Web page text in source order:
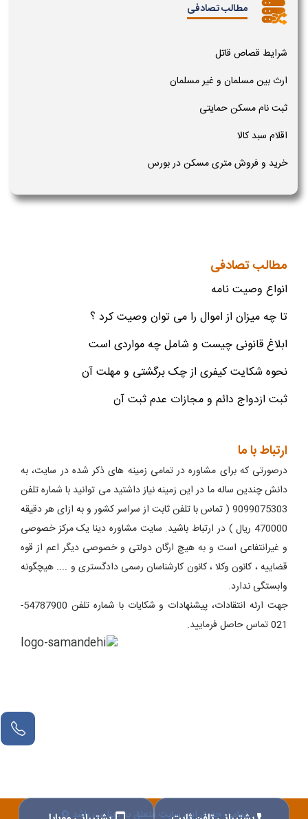
مطالب تصادفی
شرایط قصاص قاتل
ارث بین مسلمان و غیر مسلمان
ثبت نام مسکن حمایتی
اقلام سبد کالا
خرید و فروش متری مسکن در بورس
مطالب تصادفی
انواع وصیت نامه
تا چه میزان از اموال را می توان وصیت کرد ؟
ابلاغ قانونی چیست و شامل چه مواردی است
نحوه شکایت کیفری از چک برگشتی و مهلت آن
ثبت ازدواج دائم و مجازات عدم ثبت آن
ارتباط با ما
درصورتی که برای مشاوره در تمامی زمینه های ذکر شده در سایت، به
دانش چندین ساله ما در این زمینه نیاز داشتید می توانید با شماره تلفن
9099075303 ( تماس با تلفن ثابت از سراسر کشور و به ازای هر دقیقه
470000 ریال ) در ارتباط باشید. سایت مشاوره دینا یک مرکز خصوصی
و غیرانتفاعی است و به هیچ ارگان دولتی و خصوصی دیگر اعم از قوه
قضاییه ، کانون وکلا ، کانون کارشناسان رسمی دادگستری و .... هیچگونه
وابستگی ندارد.
جهت ارئه انتقادات، پیشنهادات و شکایات با شماره تلفن 54787900-
021 تماس حاصل فرمایید.
تمامی حقوق این سایت متعلق به دینا می باشد ©